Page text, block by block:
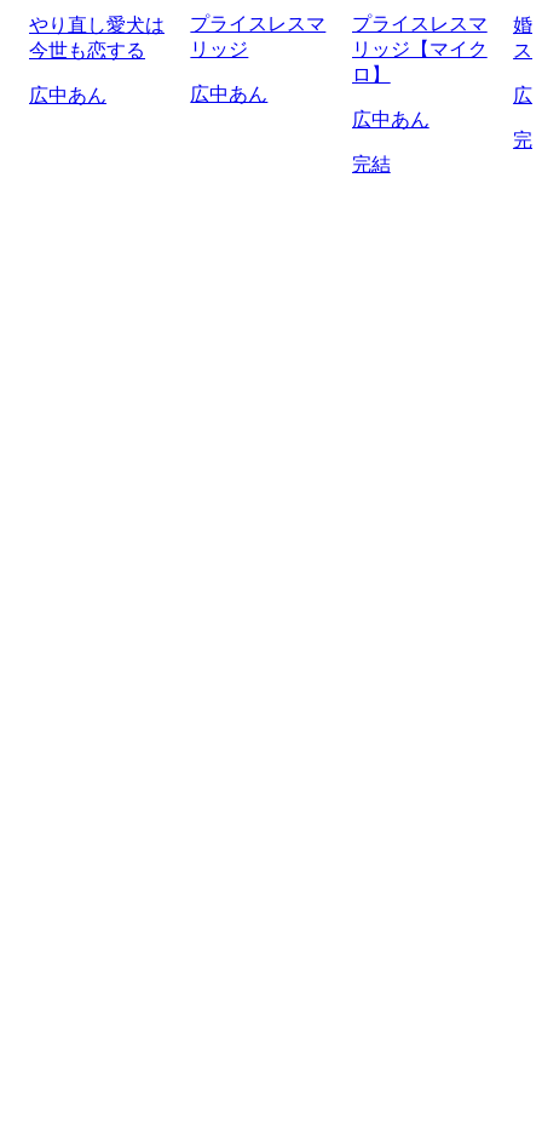
やり直し愛犬は
今世も恋する
広中あん
プライスレスマ
リッジ
広中あん
プライスレスマ
リッジ【マイク
ロ】
広中あん
完結
婚
ス
広
完